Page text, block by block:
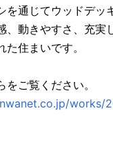
を通じてウッドデッ
、動きやすさ、充実
住まいです。
ご覧ください。
works/